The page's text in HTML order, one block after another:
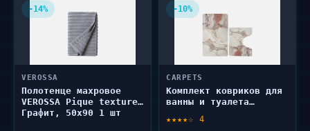
-14%
VEROSSA
Полотенце махровое
VEROSSA Pique texture,
Графит, 50х90 1 шт
-10%
CARPETS
Комплект ковриков для
ванны и туалета
40х50 2 шт
★★★★☆ 4